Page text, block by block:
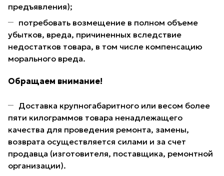
предъявления);
потребовать возмещение в полном объеме
убытков, вреда, причиненных вследствие
недостатков товара, в том числе компенсацию
морального вреда.
Обращаем внимание!
Доставка крупногабаритного или весом более
пяти килограммов товара ненадлежащего
качества для проведения ремонта, замены,
возврата осуществляется силами и за счет
продавца (изготовителя, поставщика, ремонтной
организации).